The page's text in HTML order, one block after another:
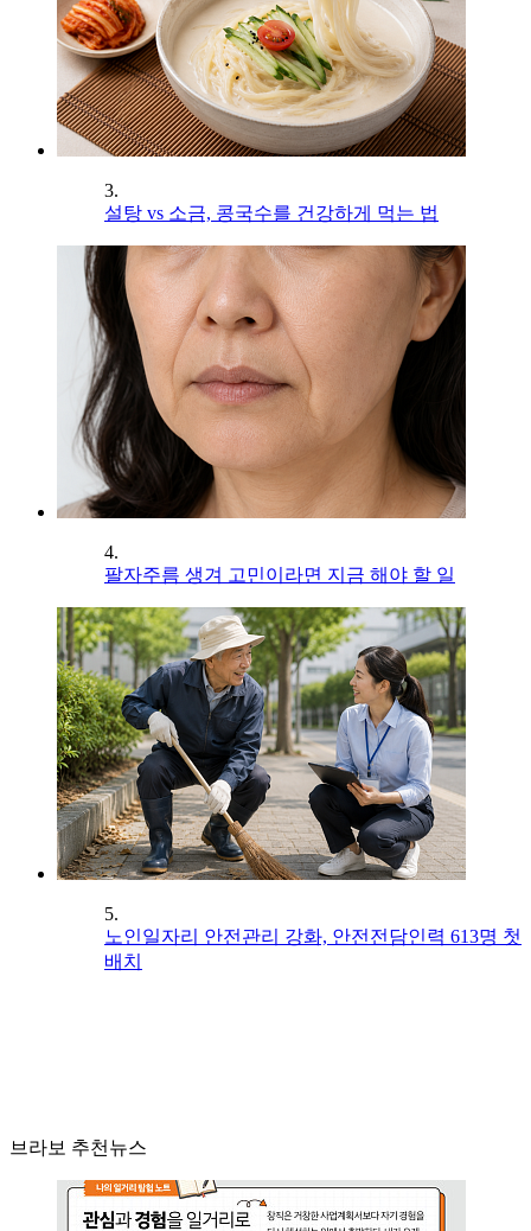
3.
설탕 vs 소금, 콩국수를 건강하게 먹는 법
4.
팔자주름 생겨 고민이라면 지금 해야 할 일
5.
노인일자리 안전관리 강화, 안전전담인력 613명 첫
배치
브라보 추천뉴스